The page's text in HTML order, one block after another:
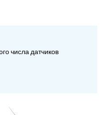
числа датчиков